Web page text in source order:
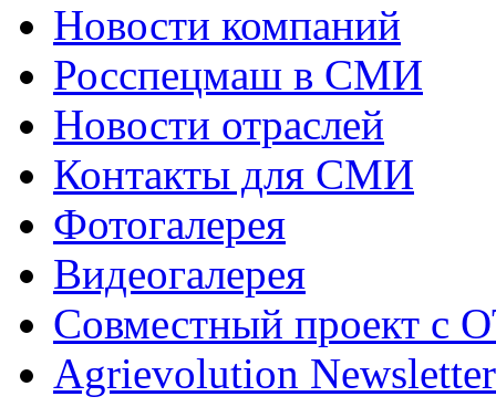
Новости компаний
Росспецмаш в СМИ
Новости отраслей
Контакты для СМИ
Фотогалерея
Видеогалерея
Совместный проект с
Agrievolution Newsletter